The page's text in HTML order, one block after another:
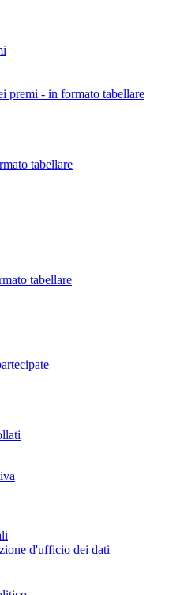
premi - in formato tabellare
tabellare
tabellare
d'ufficio dei dati